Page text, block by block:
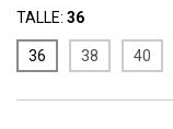
TALLE: 36
36 38 40